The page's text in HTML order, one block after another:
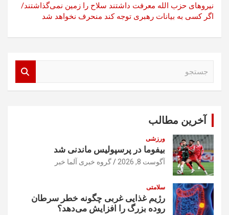
نیروهای حزب الله معرفت داشتند سلاح را زمین نمی‌گذاشتند/
اگر کسی به بیانات رهبری توجه کند منحرف نخواهد شد
آخرین مطالب
ورزشی
بیفوما در پرسپولیس ماندنی شد
آگوست 8, 2026 گروه خبری آلما خبر
سلامتی
رژیم غذایی غربی چگونه خطر سرطان
روده بزرگ را افزایش می‌دهد؟